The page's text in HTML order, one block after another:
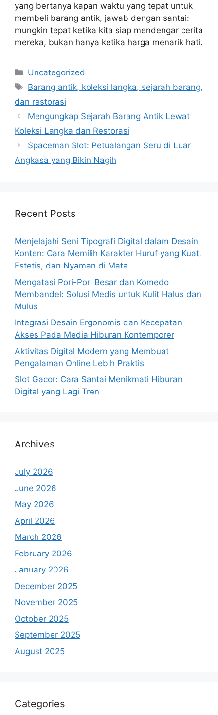
yang bertanya kapan waktu yang tepat untuk
membeli barang antik, jawab dengan santai:
mungkin tepat ketika kita siap mendengar cerita
mereka, bukan hanya ketika harga menarik hati.
Categories
Uncategorized
Tags
Barang antik, koleksi langka, sejarah barang,
dan restorasi
Mengungkap Sejarah Barang Antik Lewat
Koleksi Langka dan Restorasi
Spaceman Slot: Petualangan Seru di Luar
Angkasa yang Bikin Nagih
Recent Posts
Menjelajahi Seni Tipografi Digital dalam Desain
Konten: Cara Memilih Karakter Huruf yang Kuat,
Estetis, dan Nyaman di Mata
Mengatasi Pori-Pori Besar dan Komedo
Membandel: Solusi Medis untuk Kulit Halus dan
Mulus
Integrasi Desain Ergonomis dan Kecepatan
Akses Pada Media Hiburan Kontemporer
Aktivitas Digital Modern yang Membuat
Pengalaman Online Lebih Praktis
Slot Gacor: Cara Santai Menikmati Hiburan
Digital yang Lagi Tren
Archives
July 2026
June 2026
May 2026
April 2026
March 2026
February 2026
January 2026
December 2025
November 2025
October 2025
September 2025
August 2025
Categories